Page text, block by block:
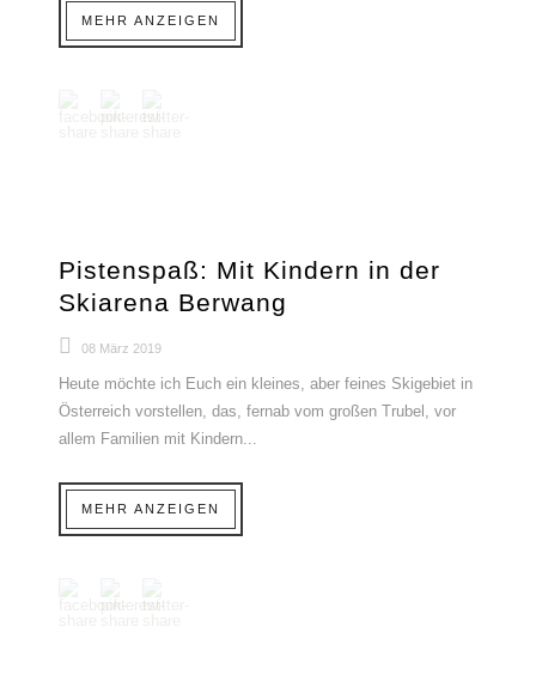
MEHR ANZEIGEN
Pistenspaß: Mit Kindern in der
Skiarena Berwang
08 März 2019
Heute möchte ich Euch ein kleines, aber feines Skigebiet in
Österreich vorstellen, das, fernab vom großen Trubel, vor
allem Familien mit Kindern...
MEHR ANZEIGEN